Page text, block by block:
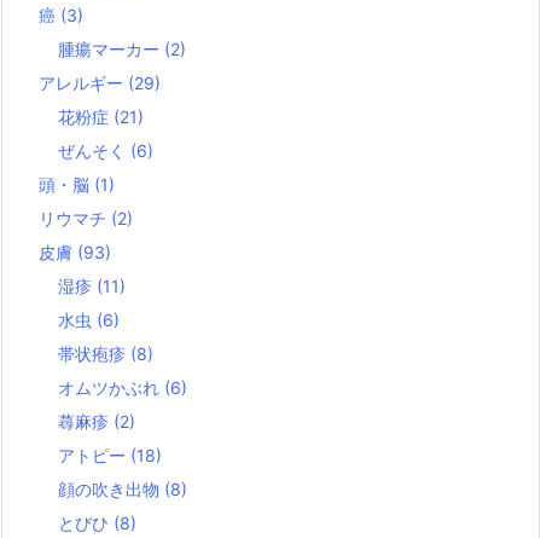
癌 (3)
腫瘍マーカー (2)
アレルギー (29)
花粉症 (21)
ぜんそく (6)
頭・脳 (1)
リウマチ (2)
皮膚 (93)
湿疹 (11)
水虫 (6)
帯状疱疹 (8)
オムツかぶれ (6)
蕁麻疹 (2)
アトピー (18)
顔の吹き出物 (8)
とびひ (8)